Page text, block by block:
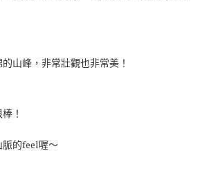
山峰，非常壯觀也非常美！
！
脈的feel喔～